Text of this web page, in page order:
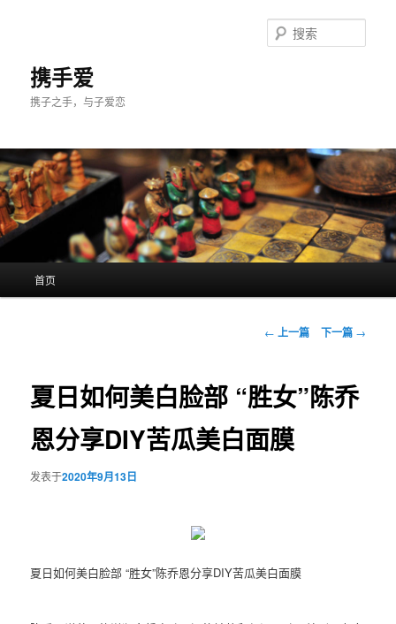
携手爱
携子之手，与子爱恋
索
首页
文
航
← 上一篇 下一篇 →
夏日如何美白脸部 “胜女”陈乔
恩分享DIY苦瓜美白面膜
发表于2020年9月13日
夏日如何美白脸部 “胜女”陈乔恩分享DIY苦瓜美白面膜